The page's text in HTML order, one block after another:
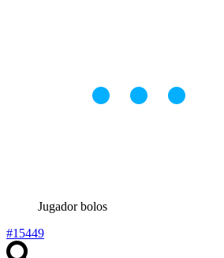
Jugador bolos
#15449